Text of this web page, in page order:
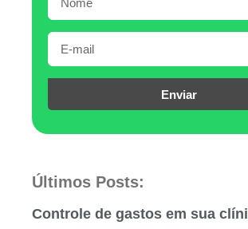
Enviar
Últimos Posts:
Controle de gastos em sua